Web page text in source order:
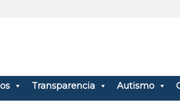
Transparencia Autismo